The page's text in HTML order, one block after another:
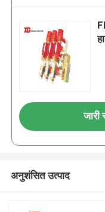
जारी
अनुशंसित उत्पाद